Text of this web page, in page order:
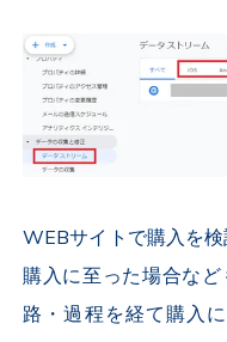
WEBサイトで購入を
購入に至った場合な
路・過程を経て購入